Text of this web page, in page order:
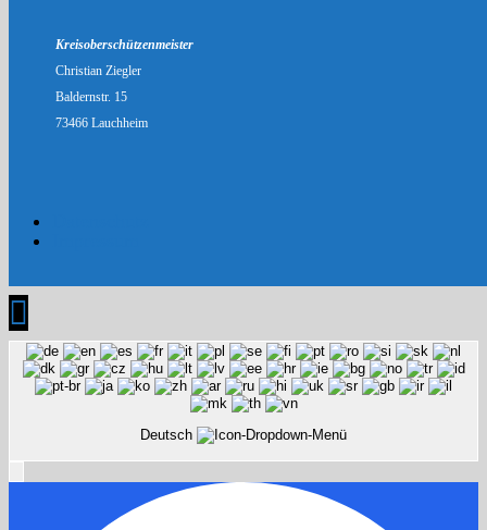
Kreisoberschützenmeister
Christian Ziegler
Baldernstr. 15
73466 Lauchheim
Deutsch